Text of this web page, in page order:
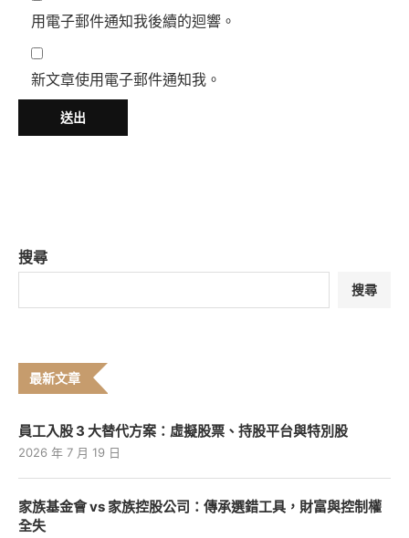
用電子郵件通知我後續的迴響。
新文章使用電子郵件通知我。
搜尋
搜尋
最新文章
員工入股 3 大替代方案：虛擬股票、持股平台與特別股
2026 年 7 月 19 日
家族基金會 vs 家族控股公司：傳承選錯工具，財富與控制權
全失